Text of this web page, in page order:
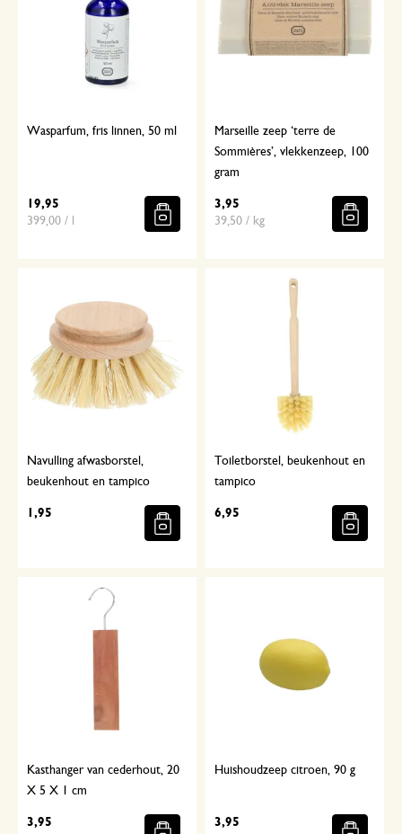
Wasparfum, fris linnen, 50 ml
19,95
399,00 / l
Marseille zeep ‘terre de
Sommières’, vlekkenzeep, 100
gram
3,95
39,50 / kg
Navulling afwasborstel,
beukenhout en tampico
1,95
Toiletborstel, beukenhout en
tampico
6,95
Kasthanger van cederhout, 20
X 5 X 1 cm
3,95
Huishoudzeep citroen, 90 g
3,95